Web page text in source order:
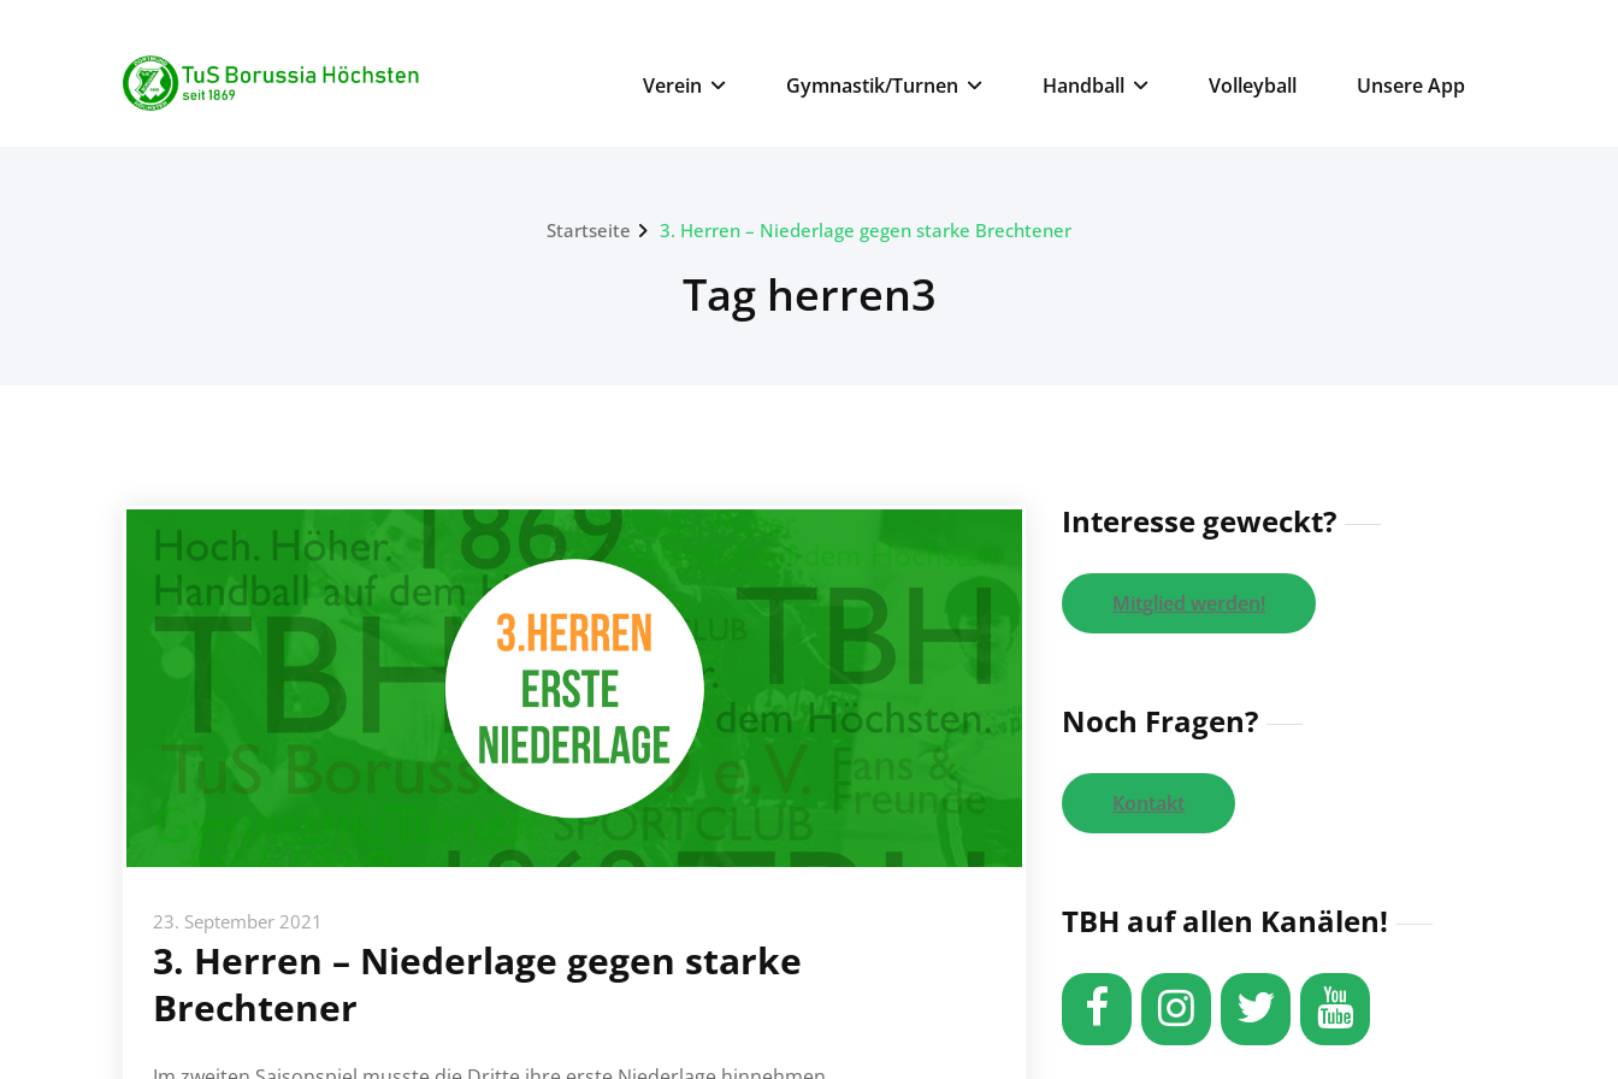
TuS Borussia Höchsten
seit 1869
Verein Gymnastik/Turnen Handball Volleyball Unsere App
Startseite 3. Herren – Niederlage gegen starke Brechtener
Tag herren3
23. September 2021
3. Herren – Niederlage gegen starke
Brechtener
Interesse geweckt?
Mitglied werden!
Noch Fragen?
Kontakt
TBH auf allen Kanälen!